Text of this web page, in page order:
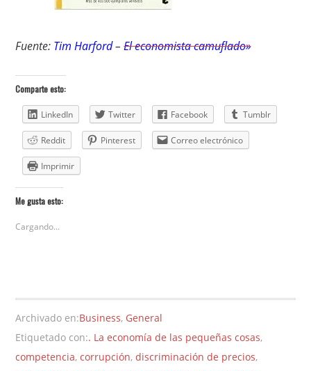
Fuente: Tim Harford–El economista camuflado»
Comparte esto:
LinkedIn Twitter Facebook Tumblr
Reddit Pinterest Correo electrónico
Imprimir
Me gusta esto:
Cargando...
Archivado en:Business, General
Etiquetado con:. La economía de las pequeñas cosas,
competencia,corrupción,discriminación de precios,